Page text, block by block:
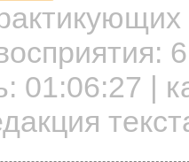
6
01:06:27 |